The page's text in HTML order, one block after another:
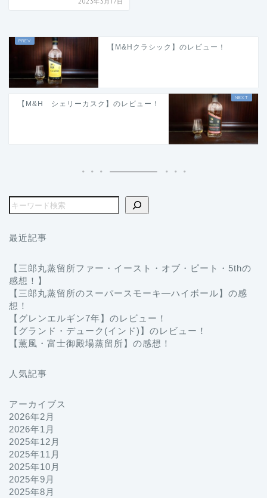
2023年3月17日
【M&Hクラシック】のレビュー！
【M&H シェリーカスク】のレビュー！
最近記事
【三郎丸蒸留所ファー・イースト・オブ・ピート・5thの
感想！】
【三郎丸蒸留所のスーパースモーキ―ハイボール】の感
想！
【グレンエルギン7年】のレビュー！
【グランド・デューク(インド)】のレビュー！
【薫風・富士御殿場蒸留所】の感想！
人気記事
アーカイブス
2026年2月
2026年1月
2025年12月
2025年11月
2025年10月
2025年9月
2025年8月